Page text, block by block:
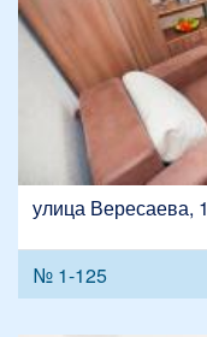
улица Вересаева, 1
№ 1-125